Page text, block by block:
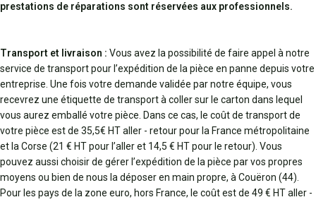
prestations de réparations sont réservées aux professionnels.
Transport et livraison : Vous avez la possibilité de faire appel à notre
service de transport pour l’expédition de la pièce en panne depuis votre
entreprise. Une fois votre demande validée par notre équipe, vous
recevrez une étiquette de transport à coller sur le carton dans lequel
vous aurez emballé votre pièce. Dans ce cas, le coût de transport de
votre pièce est de 35,5€ HT aller - retour pour la France métropolitaine
et la Corse (21 € HT pour l’aller et 14,5 € HT pour le retour). Vous
pouvez aussi choisir de gérer l’expédition de la pièce par vos propres
moyens ou bien de nous la déposer en main propre, à Couëron (44).
Pour les pays de la zone euro, hors France, le coût est de 49 € HT aller -